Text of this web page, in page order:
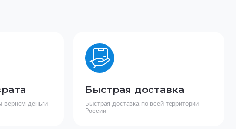
вернем деньги
Быстрая доставка
Быстрая доставка по всей территории
России